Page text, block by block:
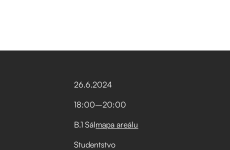
26.6.2024
18:00–⁠20:00
B.1 Sálmapa areálu
Studentstvo